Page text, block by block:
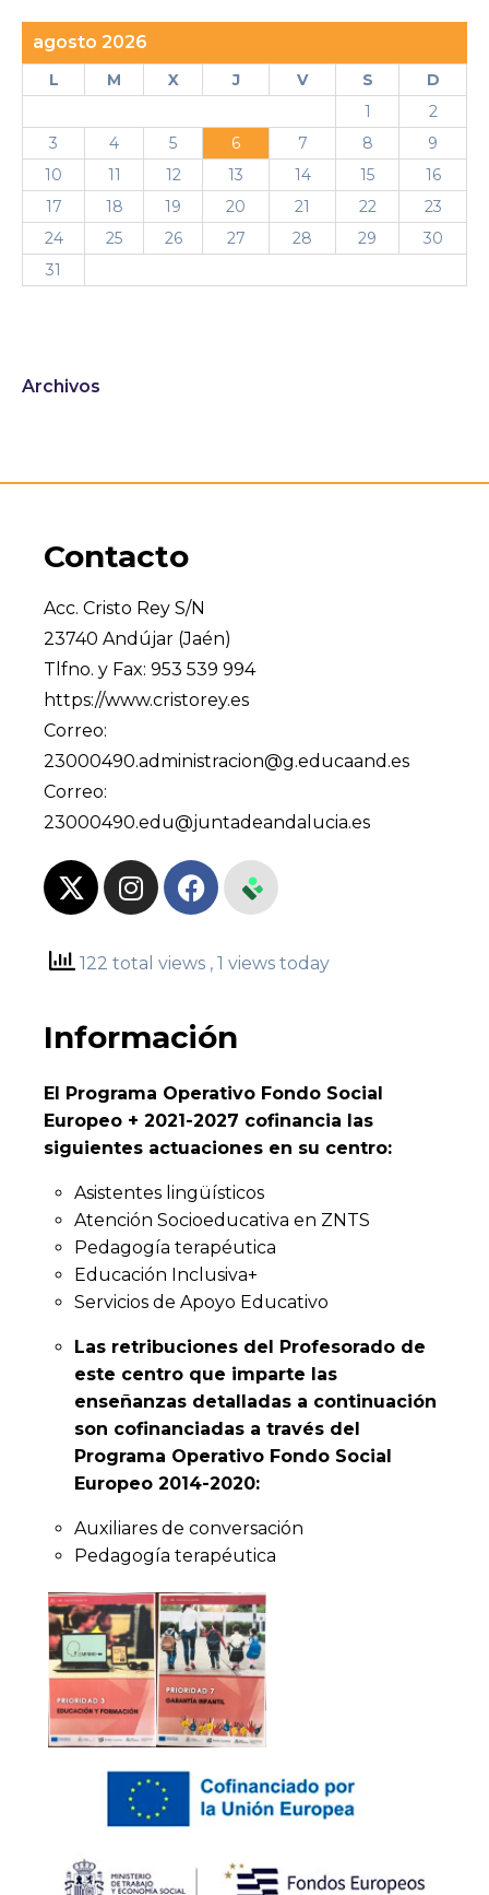
agosto 2026
L M X J V S
D
1
2
3
4 5 6 7 8
9
10
11 12 13 14 15
16
17
18 19 20 21 22
23
24
25 26 27 28 29
30
31
Archivos
Contacto
Acc. Cristo Rey S/N
23740 Andújar (Jaén)
Tlfno. y Fax: 953 539 994
https://www.cristorey.es
Correo:
23000490.administracion@g.educaand.es
Correo:
23000490.edu@juntadeandalucia.es
122 total views , 1 views today
Información
El Programa Operativo Fondo Social
Europeo + 2021-2027 cofinancia las
siguientes actuaciones en su centro:
Asistentes lingüísticos
Atención Socioeducativa en ZNTS
Pedagogía terapéutica
Educación Inclusiva+
Servicios de Apoyo Educativo
Las retribuciones del Profesorado de
este centro que imparte las
enseñanzas detalladas a continuación
son cofinanciadas a través del
Programa Operativo Fondo Social
Europeo 2014-2020:
Auxiliares de conversación
Pedagogía terapéutica